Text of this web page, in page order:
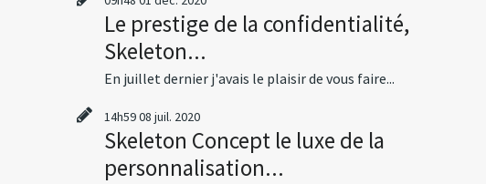
Le prestige de la confidentialité,
Skeleton...
En juillet dernier j'avais le plaisir de vous faire...
14h5908 juil. 2020
Skeleton Concept le luxe de la
personnalisation...